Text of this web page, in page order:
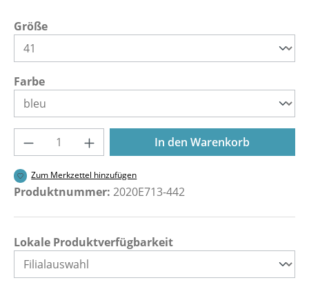
Größeauswählen
Farbeauswählen
Produkt Anzahl: Gib den gewünschten
In den Warenkorb
Zum Merkzettel hinzufügen
Produktnummer: 2020E713-442
Lokale Produktverfügbarkeit